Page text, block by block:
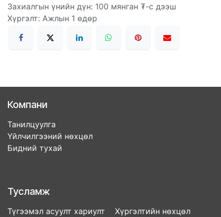
Захиалгын үнийн дүн: 100 мянган ₮-с дээш
Хүргэлт: Ажлын 1 өдөр
Компани
Танилцуулга
Үйлчилгээний нөхцөл
Бидний тухай
Тусламж
Түгээмэл асуулт хариулт Хүргэлтийн нөхцөл